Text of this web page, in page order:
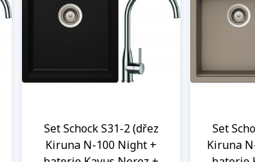
Set Schock S31-2 (dřez
Kiruna N-100 Night +
Set
Kiruna